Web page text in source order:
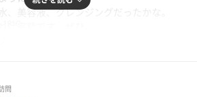
、美容液、クレンジングだったかな。
問